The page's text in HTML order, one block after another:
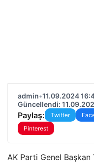
admin•11.09.2024
Güncellendi:
Paylaş: Twitter
Pinterest
AK Parti Genel Başkan